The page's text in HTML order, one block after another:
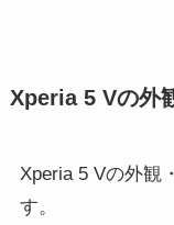
Xperia 5 Vの外
Xperia 5 Vの外観
す。